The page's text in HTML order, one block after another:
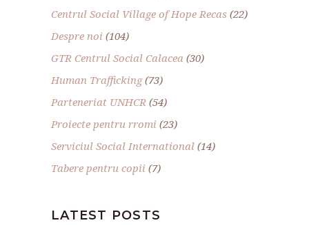
Centrul Social Village of Hope Recas (22)
Despre noi (104)
GTR Centrul Social Calacea (30)
Human Trafficking(73)
Parteneriat UNHCR (54)
Proiecte pentru rromi (23)
Serviciul Social International (14)
Tabere pentru copii (7)
LATEST POSTS